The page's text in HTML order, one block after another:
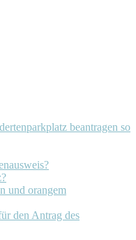
beantragen so
und orangem
den Antrag des